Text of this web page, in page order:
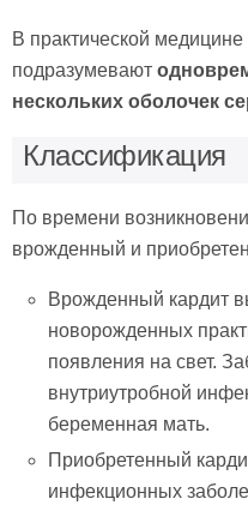
В практической
подразумевают
нескольких оболочек
Классификация
По времени
врожденный и
Врожденный кардит
новорожденных
появления на свет.
внутриутробной
беременная мать.
Приобретенный
инфекционных